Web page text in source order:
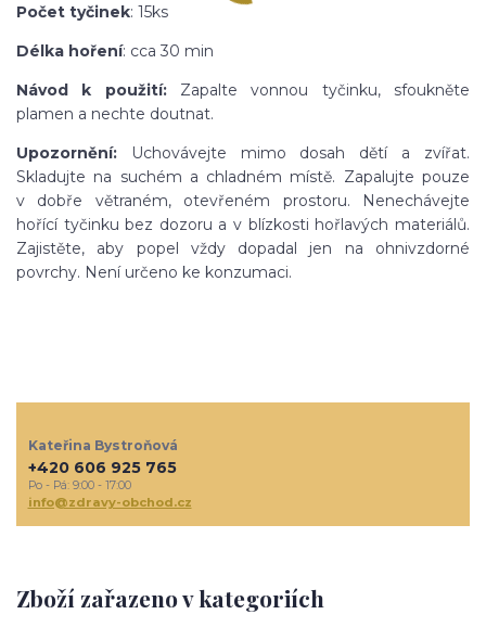
Počet tyčinek: 15ks
Délka hoření: cca 30 min
Návod k použití:Zapalte vonnou tyčinku, sfoukněte
plamen a nechte doutnat.
Upozornění: Uchovávejte mimo dosah dětí a zvířat.
Skladujte na suchém a chladném místě. Zapalujte pouze
v dobře větraném, otevřeném prostoru. Nenechávejte
hořící tyčinku bez dozoru a v blízkosti hořlavých materiálů.
Zajistěte, aby popel vždy dopadal jen na ohnivzdorné
povrchy. Není určeno ke konzumaci.
Zboží zařazeno v kategoriích
Kateřina Bystroňová
+420 606 925 765
Po - Pá: 9:00 - 17:00
info@zdravy-obchod.cz